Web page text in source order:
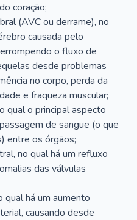
coração;
(AVC ou derrame), no
causada pelo
o fluxo de
desde problemas
no corpo, perda da
e fraqueza muscular;
qual o principal aspecto
de sangue (o que
entre os órgãos;
no qual há um refluxo
das válvulas
qual há um aumento
causando desde